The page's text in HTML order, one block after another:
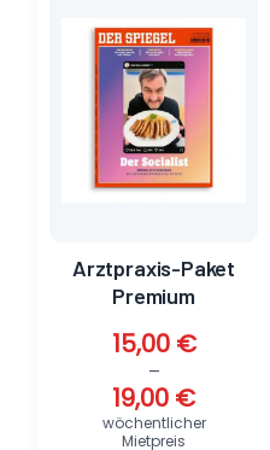
Arztpraxis-Paket
Premium
15,00 €
–
19,00 €
wöchentlicher
Mietpreis
weist
mehrere
Varianten
auf.
Die
Optionen
können
gewählt
werden